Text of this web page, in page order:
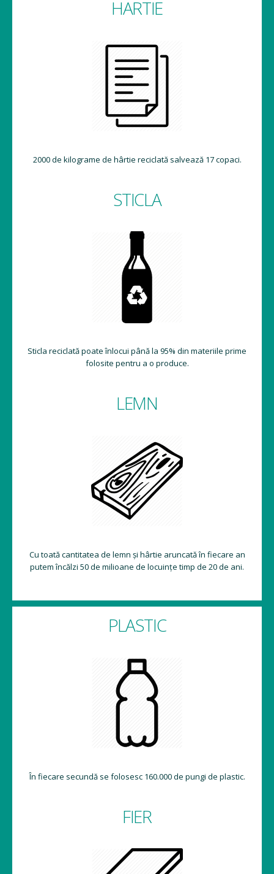
HARTIE
2000 de kilograme de hârtie reciclată salvează 17 copaci.
STICLA
Sticla reciclată poate înlocui până la 95% din materiile prime
folosite pentru a o produce.
LEMN
Cu toată cantitatea de lemn și hârtie aruncată în fiecare an
putem încălzi 50 de milioane de locuințe timp de 20 de ani.
PLASTIC
În fiecare secundă se folosesc 160.000 de pungi de plastic.
FIER